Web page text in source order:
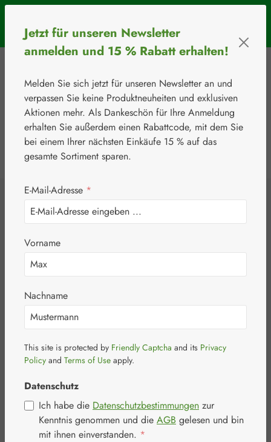
RabattcodeBIOS55 € Rabatt ab einem Warenkorbwert von 50 €.
Werkzeugleiste anzeigen
⚘ Handelsware Verbandsstoffe
Aquacel® Extra 5 x
5 cm Kompressen
Jetzt für unseren Newsletter
anmelden und 15 % Rabatt erhalten!
Melden Sie sich jetzt für unseren Newsletter an und
verpassen Sie keine Produktneuheiten und exklusiven
Aktionen mehr. Als Dankeschön für Ihre Anmeldung
erhalten Sie außerdem einen Rabattcode, mit dem Sie
bei einem Ihrer nächsten Einkäufe 15 % auf das
gesamte Sortiment sparen.
E-Mail-Adresse *
Vorname
Nachname
This site is protected by Friendly Captcha and its Privacy
Policy and Terms of Use apply.
Datenschutz
Ich habe die Datenschutzbestimmungen zur
Kenntnis genommen und die AGB gelesen und bin
mit ihnen einverstanden. *